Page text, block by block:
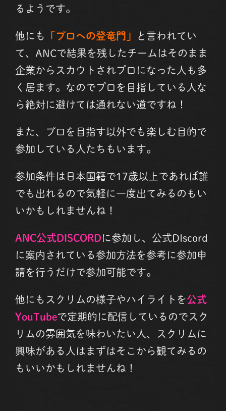
るようです。
他にも 「プロへの登竜門」
と言われてい
て、ANCで結果を残したチームはそのまま
企業からスカウトされプロになった人も多
く居ます。なのでプロを目指している人な
ら絶対に避けては通れない道ですね！
また、プロを目指す以外でも楽しむ目的で
参加している人たちもいます。
参加条件は日本国籍で17歳以上であれば誰
でも出れるので気軽に一度出てみるのもい
いかもしれませんね！
ANC公式DISCORD に参加し、公式DIscord
に案内されている参加方法を参考に参加申
請を行うだけで参加可能です。
他にもスクリムの様子やハイライトを公式
YouTubeで定期的に配信しているのでスク
リムの雰囲気を味わいたい人、スクリムに
興味がある人はまずはそこから観てみるの
もいいかもしれませんね！